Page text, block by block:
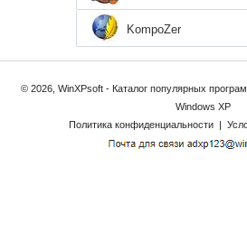
KompoZer
© 2026, WinXPsoft - Каталог популярных
Windows XP
Политика конфиденциальности
|